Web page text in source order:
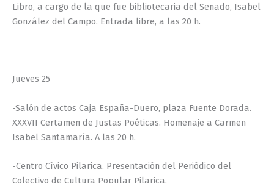
Libro, a cargo de la que fue bibliotecaria del Senado, Isabel
González del Campo. Entrada libre, a las 20 h.
Jueves 25
-Salón de actos Caja España-Duero, plaza Fuente Dorada.
XXXVII Certamen de Justas Poéticas. Homenaje a Carmen
Isabel Santamaría. A las 20 h.
-Centro Cívico Pilarica. Presentación del Periódico del
Colectivo de Cultura Popular Pilarica.